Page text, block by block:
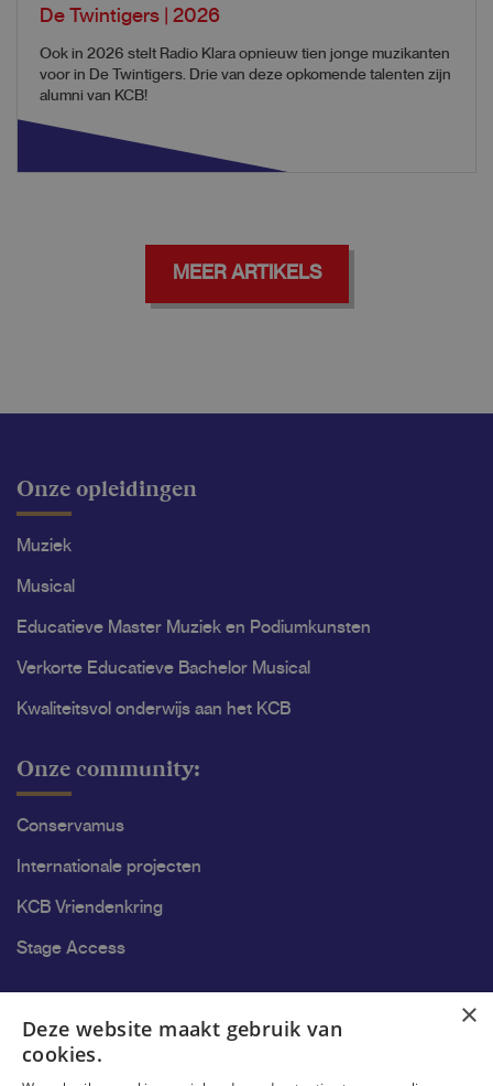
De Twintigers | 2026
Ook in 2026 stelt Radio Klara opnieuw tien jonge muzikanten
voor in De Twintigers. Drie van deze opkomende talenten zijn
alumni van KCB!
MEER ARTIKELS
Onze opleidingen
Muziek
Musical
Educatieve Master Muziek en Podiumkunsten
Verkorte Educatieve Bachelor Musical
Kwaliteitsvol onderwijs aan het KCB
Onze community:
Conservamus
Internationale projecten
KCB Vriendenkring
Stage Access
Onderzoek
×
Deze website maakt gebruik van
cookies.